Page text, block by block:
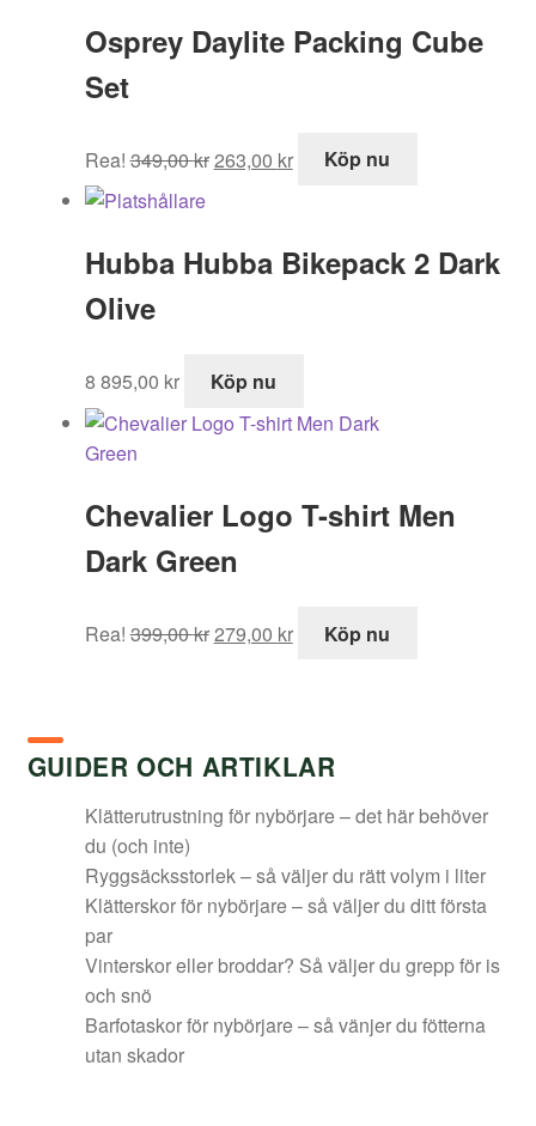
499,00 kr. 324,00 kr.
Osprey Daylite Packing Cube
Set
Rea! 349,00kr
ursprungliga
349,00 kr.
263,00 kr
nuvarande
263,00 kr.
Köp nu
Hubba Hubba Bikepack 2 Dark
Olive
8 895,00 kr Köp nu
Chevalier Logo T-shirt Men
Dark Green
Rea! 399,00kr
ursprungliga
279,00 kr
nuvarande
Köp nu
GUIDER OCH ARTIKLAR
Klätterutrustning för nybörjare – det här behöver
du (och inte)
Ryggsäcksstorlek – så väljer du rätt volym i liter
Klätterskor för nybörjare – så väljer du ditt första
par
Vinterskor eller broddar? Så väljer du grepp för is
och snö
Barfotaskor för nybörjare – så vänjer du fötterna
utan skador